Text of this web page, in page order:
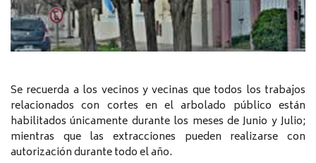
Se recuerda a los vecinos y vecinas que todos los trabajos
relacionados con cortes en el arbolado público están
habilitados únicamente durante los meses de Junio y Julio;
mientras que las extracciones pueden realizarse con
autorización durante todo el año.